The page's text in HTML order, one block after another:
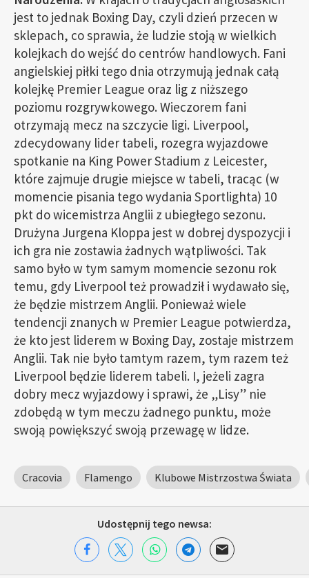
jest to jednak Boxing Day, czyli dzień przecen w
sklepach, co sprawia, że ludzie stoją w wielkich
kolejkach do wejść do centrów handlowych. Fani
angielskiej piłki tego dnia otrzymują jednak całą
kolejkę Premier League oraz lig z niższego
poziomu rozgrywkowego. Wieczorem fani
otrzymają mecz na szczycie ligi. Liverpool,
zdecydowany lider tabeli, rozegra wyjazdowe
spotkanie na King Power Stadium z Leicester,
które zajmuje drugie miejsce w tabeli, tracąc (w
momencie pisania tego wydania Sportlighta) 10
pkt do wicemistrza Anglii z ubiegłego sezonu.
Drużyna Jurgena Kloppa jest w dobrej dyspozycji i
ich gra nie zostawia żadnych wątpliwości. Tak
samo było w tym samym momencie sezonu rok
temu, gdy Liverpool też prowadził i wydawało się,
że będzie mistrzem Anglii. Ponieważ wiele
tendencji znanych w Premier League potwierdza,
że kto jest liderem w Boxing Day, zostaje mistrzem
Anglii. Tak nie było tamtym razem, tym razem też
Liverpool będzie liderem tabeli. I, jeżeli zagra
dobry mecz wyjazdowy i sprawi, że „Lisy” nie
zdobędą w tym meczu żadnego punktu, może
swoją powiększyć swoją przewagę w lidze.
Cracovia Flamengo Klubowe Mistrzostwa Świata
Udostępnij tego newsa: